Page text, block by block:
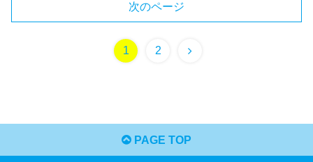
次のページ
1 2
次
PAGE TOP